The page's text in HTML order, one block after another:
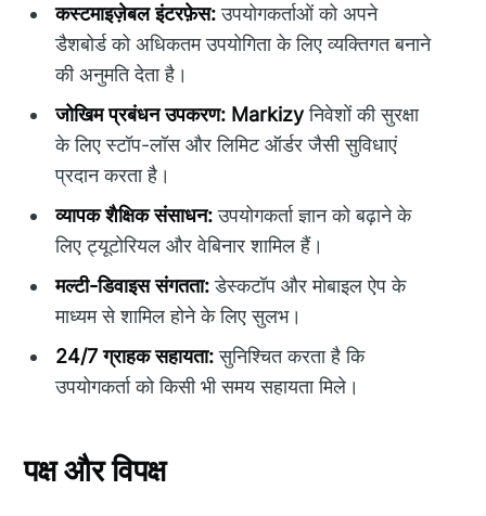
कस्टमाइज़ेबल इंटरफ़ेस:उपयोगकर्ताओं को अपने
डैशबोर्ड को अधिकतम उपयोगिता के लिए व्यक्तिगत बनाने
की अनुमति देता है।
जोखिम प्रबंधन उपकरण: Markizyनिवेशों की सुरक्षा
के लिए स्टॉप-लॉस और लिमिट ऑर्डर जैसी सुविधाएं
प्रदान करता है।
व्यापक शैक्षिक संसाधन:उपयोगकर्ता ज्ञान को बढ़ाने के
लिए ट्यूटोरियल और वेबिनार शामिल हैं।
मल्टी-डिवाइस संगतता:डेस्कटॉप और मोबाइल ऐप के
माध्यम से शामिल होने के लिए सुलभ।
24/7 ग्राहक सहायता:सुनिश्चित करता है कि
उपयोगकर्ता को किसी भी समय सहायता मिले।
पक्ष और विपक्ष